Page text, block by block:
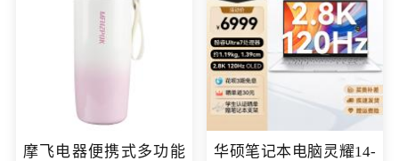
摩飞电器便携式多功能
华硕笔记本电脑灵耀14-